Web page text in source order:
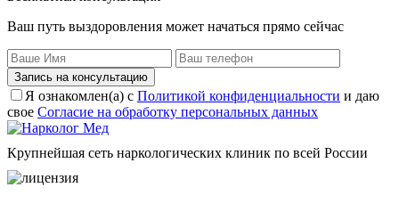
Ваш путь выздоровления может начаться прямо сейчас
Запись на консультацию
Я ознакомлен(а) с Политикой конфиденциальности и даю
свое Согласие на обработку персональных данных
Крупнейшая сеть наркологических клиник по всей России